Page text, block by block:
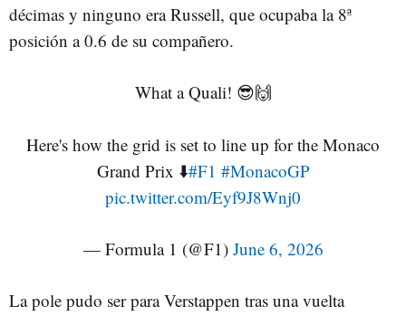
décimas y ninguno era Russell, que ocupaba la 8ª
posición a 0.6 de su compañero.
What a Quali! 😎🙌
Here's how the grid is set to line up for the Monaco
Grand Prix ⬇️#F1 #MonacoGP
pic.twitter.com/Eyf9J8Wnj0
— Formula 1 (@F1) June 6, 2026
La pole pudo ser para Verstappen tras una vuelta